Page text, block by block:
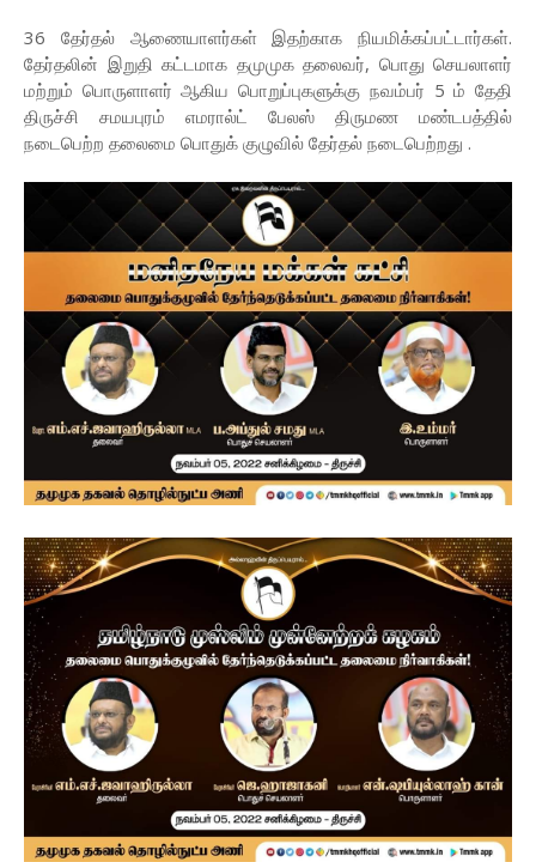
36 தேர்தல் ஆணையாளர்கள் இதற்காக நியமிக்கப்பட்டார்கள்.
தேர்தலின் இறுதி கட்டமாக தமுமுக தலைவர், பொது செயலாளர்
மற்றும் பொருளாளர் ஆகிய பொறுப்புகளுக்கு நவம்பர் 5 ம் தேதி
திருச்சி சமயபுரம் எமரால்ட் பேலஸ் திருமண மண்டபத்தில்
நடைபெற்ற தலைமை பொதுக் குழுவில் தேர்தல் நடைபெற்றது .